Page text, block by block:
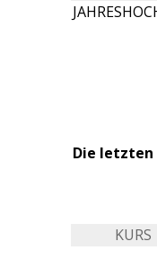
Die letzten
KURS